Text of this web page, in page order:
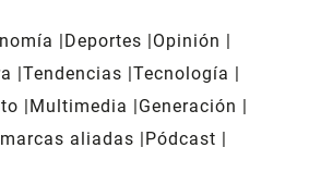
Deportes
Opinión
Tendencias Tecnología
Multimedia
Generación
aliadas
Pódcast